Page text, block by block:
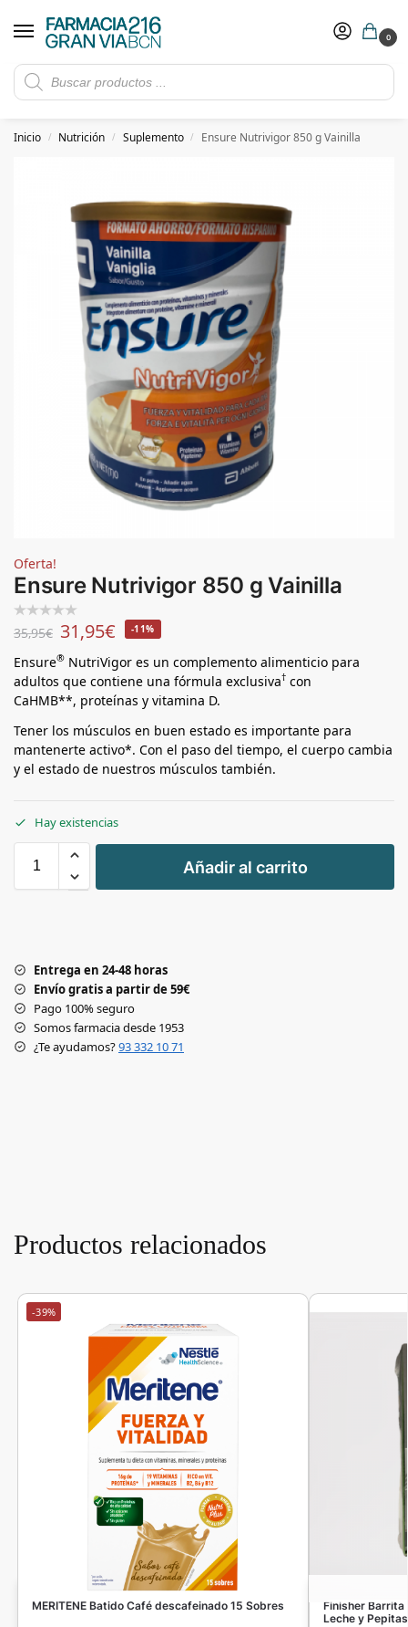
0
Rebajas de verano hasta -30%
​ 5€ de descuento con el cupón 5GRANVIA (compras superiores a 150€)
Inicio / Nutrición / Suplemento / Ensure Nutrivigor 850 g Vainilla
Oferta!
Ensure Nutrivigor 850 g Vainilla
35,95€ 31,95€ -11%
Ensure® NutriVigor es un complemento alimenticio para
adultos que contiene una fórmula exclusiva† con
CaHMB**, proteínas y vitamina D.
Tener los músculos en buen estado es importante para
mantenerte activo*. Con el paso del tiempo, el cuerpo cambia
y el estado de nuestros músculos también.
Hay existencias
+
-
Añadir al carrito
Entrega en 24-48 horas
Envío gratis a partir de 59€
Pago 100% seguro
Somos farmacia desde 1953
¿Te ayudamos?93 332 10 71
Productos relacionados
-39%
MERITENE Batido Café descafeinado 15 Sobres
Finisher Barrita
Leche y